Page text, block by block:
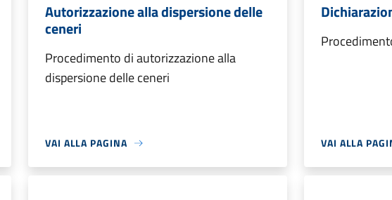
Autorizzazione alla dispersione delle
ceneri
Procedimento di autorizzazione alla
dispersione delle ceneri
VAI ALLA PAGINA VAI ALLA